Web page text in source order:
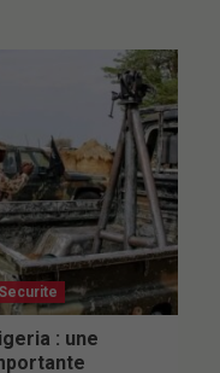
Securite
: une